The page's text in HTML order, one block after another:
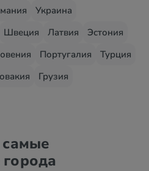
Украина
Швеция Латвия
Эстония
Португалия
Турция
Грузия
самые